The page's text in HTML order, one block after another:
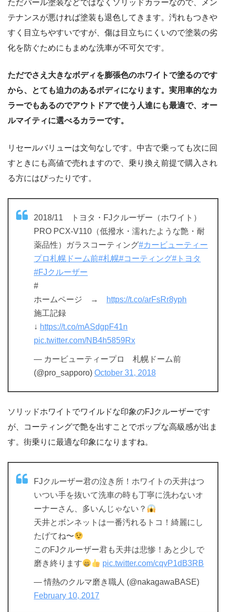
ただパール塗装などではなくソリッドカラーなので、メン
テナンスが悪ければ塗装も退色してきます。汚れもつきや
すく目立ちやすいですが、傷は目立ちにくいので塗装の劣
化を防ぐためにもまめな洗車が不可欠です。
ただでさえ大きなボディを膨張色のホワイトで塗るのです
から、とても迫力のあるボディになります。実用車的なカ
ラーでもあるのでアウトドアで使う人達にも最適で、オー
ルマイティに選べるカラーです。
リセールバリューは文句なしです。中古で乗っても次に回
すときにも高値で売れますので、乗り換え前提で購入され
る方にはぴったりです。
2018/11 トヨタ・FJクルーザー（ホワイト）
PRO PCX-V110（低撥水・濡れたような艶・耐
薬品性）ガラスコーティング#カービューティー
プロ札幌ドーム前#札幌#コーティング#トヨタ
#FJクルーザー
#
ホームページ →
https://t.co/arFsRr8yph
施工記録
↓ https://t.co/mASdgpF41n
pic.twitter.com/NB4h5859Rx
— カービューティープロ 札幌ドーム前
(@pro_sapporo) October 31, 2018
ソリッドホワイトでワイルドな印象のFJクルーザーです
が、コーティングで艶を出すことでポップな高級感が出ま
す。街乗りに最適な印象になりますね。
FJクルーザー君の泣き所！ホワイトの天井はつ
いつい手を抜いて洗車の時も丁寧に洗わないオ
ーナーさん、多いんじゃない？
天井とボンネットは一番汚れるトコ！綺麗にし
たげてね〜
このFJクルーザー君も天井は悲惨！あと少しで
磨き終ります
pic.twitter.com/cqvP1dB3RB
— 情熱のクルマ磨き職人 (@nakagawaBASE)
February 10, 2017